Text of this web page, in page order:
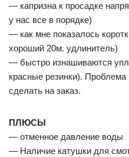
— капризна к просадке
у нас все в порядке)
— как мне показалось
хороший 20м. удлинитель)
— быстро изнашиваются
красные резинки).
сделать на заказ.
ПЛЮСЫ
— отменное давление воды
— Наличие катушки для